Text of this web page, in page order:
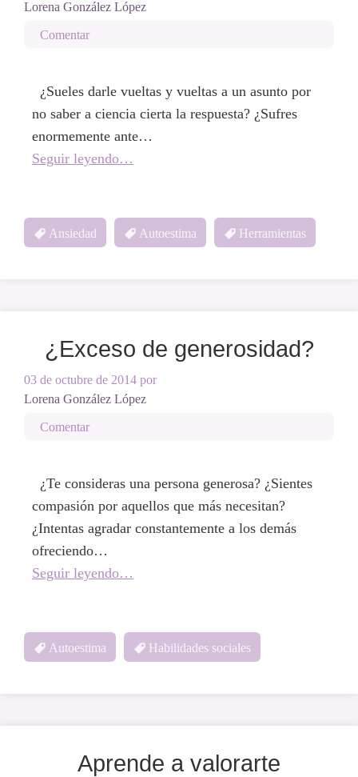
Lorena González López
Comentar
¿Sueles darle vueltas y vueltas a un asunto por
no saber a ciencia cierta la respuesta? ¿Sufres
enormemente ante…
Seguir leyendo…
Ansiedad Autoestima Herramientas
¿Exceso de generosidad?
03 de octubre de 2014 por
Lorena González López
Comentar
¿Te consideras una persona generosa? ¿Sientes
compasión por aquellos que más necesitan?
¿Intentas agradar constantemente a los demás
ofreciendo…
Seguir leyendo…
Autoestima Habilidades sociales
Aprende a valorarte